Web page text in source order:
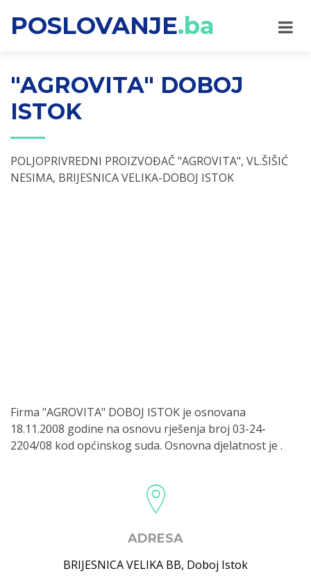
POSLOVANJE.ba
"AGROVITA" DOBOJ
ISTOK
POLJOPRIVREDNI PROIZVOĐAČ "AGROVITA", VL.ŠIŠIĆ
NESIMA, BRIJESNICA VELIKA-DOBOJ ISTOK
Firma "AGROVITA" DOBOJ ISTOK je osnovana
18.11.2008 godine na osnovu rješenja broj 03-24-
2204/08 kod općinskog suda. Osnovna djelatnost je .
ADRESA
BRIJESNICA VELIKA BB, Doboj Istok